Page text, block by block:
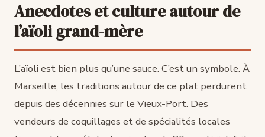
Anecdotes et culture autour de
l’aïoli grand-mère
L’aïoli est bien plus qu’une sauce. C’est un symbole. À
Marseille, les traditions autour de ce plat perdurent
depuis des décennies sur le Vieux-Port. Des
vendeurs de coquillages et de spécialités locales